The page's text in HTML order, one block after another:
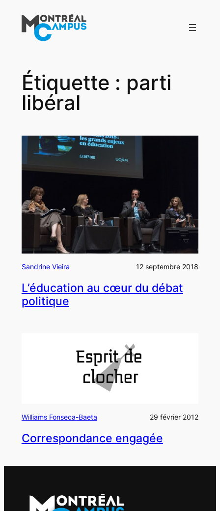
contenu
Étiquette : parti
libéral
Sandrine Vieira 12 septembre 2018
L’éducation au cœur du débat
politique
Williams Fonseca-Baeta 29 février 2012
Correspondance engagée